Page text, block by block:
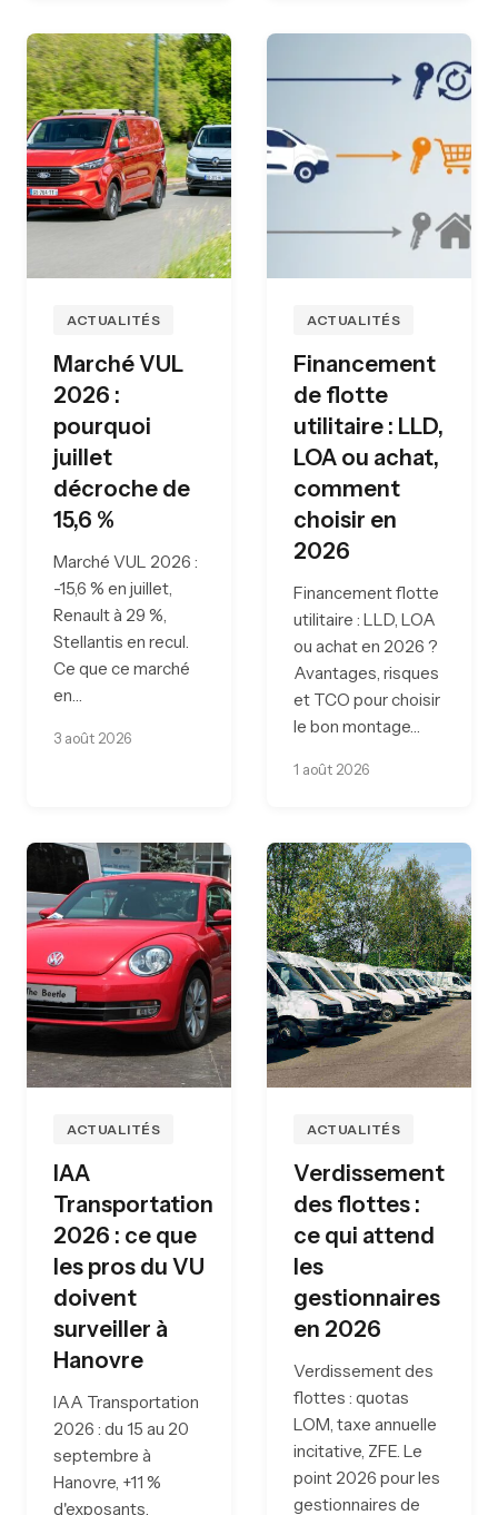
ACTUALITÉS
Marché VUL
2026 :
pourquoi
juillet
décroche de
15,6 %
Marché VUL 2026 :
-15,6 % en juillet,
Renault à 29 %,
Stellantis en recul.
Ce que ce marché
en…
3 août 2026
ACTUALITÉS
Financement
de flotte
utilitaire : LLD,
LOA ou achat,
comment
choisir en
2026
Financement flotte
utilitaire : LLD, LOA
ou achat en 2026 ?
Avantages, risques
et TCO pour choisir
le bon montage…
1 août 2026
ACTUALITÉS
IAA
Transportation
2026 : ce que
les pros du VU
doivent
surveiller à
Hanovre
IAA Transportation
2026 : du 15 au 20
septembre à
Hanovre, +11 %
d'exposants.
ACTUALITÉS
Verdissement
des flottes :
ce qui attend
les
gestionnaires
en 2026
Verdissement des
flottes : quotas
LOM, taxe annuelle
incitative, ZFE. Le
point 2026 pour les
gestionnaires de